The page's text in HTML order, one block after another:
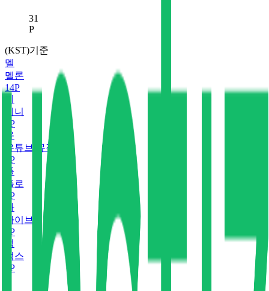
현재 스코어
31
P
(KST)기준
멜
멜론
14P
지니
P
유
유튜브 뮤직
P
플
플로
P
바
바이브
P
벅
벅스
P